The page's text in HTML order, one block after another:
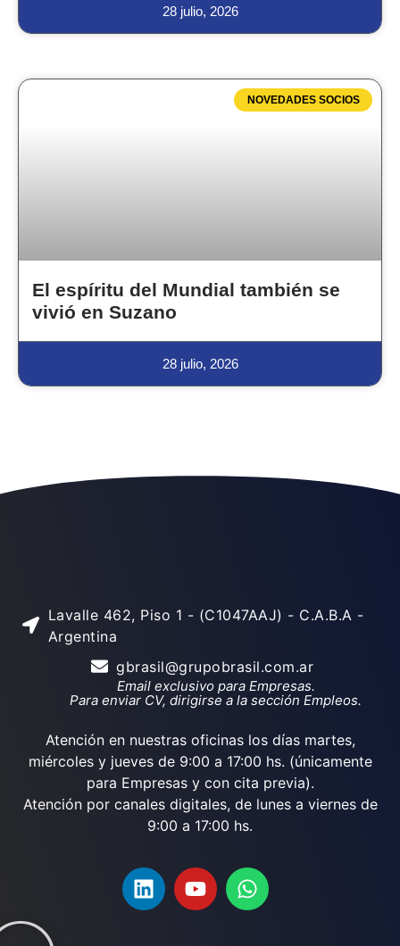
28 julio, 2026
NOVEDADES SOCIOS
El espíritu del Mundial también se
vivió en Suzano
28 julio, 2026
Lavalle 462, Piso 1 - (C1047AAJ) - C.A.B.A -
Argentina
gbrasil@grupobrasil.com.ar
Email exclusivo para Empresas.
Para enviar CV, dirigirse a la sección Empleos.
Atención en nuestras oficinas los días martes,
miércoles y jueves de 9:00 a 17:00 hs. (únicamente
para Empresas y con cita previa).
Atención por canales digitales, de lunes a viernes de
9:00 a 17:00 hs.